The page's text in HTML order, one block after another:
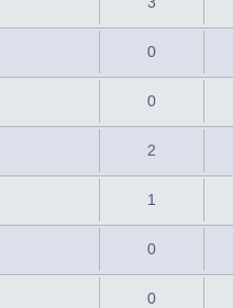
0
0
2
1
0
0